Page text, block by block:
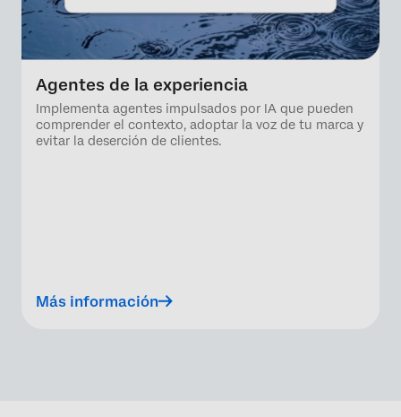
Agentes de la experiencia
Implementa agentes impulsados por IA que pueden
comprender el contexto, adoptar la voz de tu marca y
evitar la deserción de clientes.
Más información